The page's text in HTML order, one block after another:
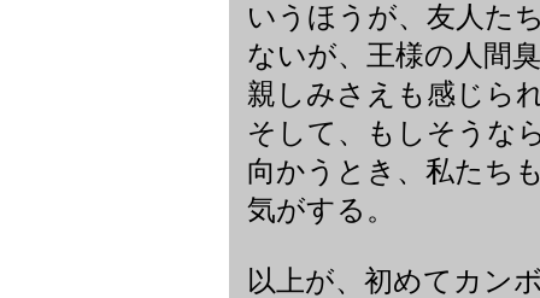
いうほうが、友人た
ないが、王様の人間
親しみさえも感じら
そして、もしそうな
向かうとき、私たち
気がする。
以上が、初めてカン